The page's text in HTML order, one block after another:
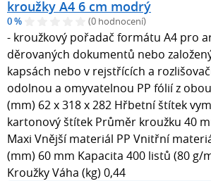
kroužky A4 6 cm modrý
0 % (0 hodnocení)
- kroužkový pořadač formátu A4 pro
děrovaných dokumentů nebo
kapsách nebo v rejstřících a
odolnou a omyvatelnou PP fólií z
(mm) 62 x 318 x 282 Hřbetní štítek
kartonový štítek Průměr kroužku 40
Maxi Vnější materiál PP Vnitřní
(mm) 60 mm Kapacita 400 listů (80 g/
Kroužky Váha (kg) 0,44